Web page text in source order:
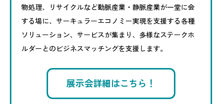
物処理、リサイクルなど動脈産業・静脈産業が一堂に会
する場に、サーキュラーエコノミー実現を支援する各種
ソリューション、サービスが集まり、多様なステークホ
ルダーとのビジネスマッチングを支援します。
展示会詳細はこちら！